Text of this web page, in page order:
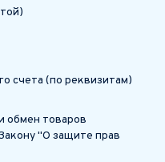
счета (по реквизитам)
обмен товаров
"О защите прав